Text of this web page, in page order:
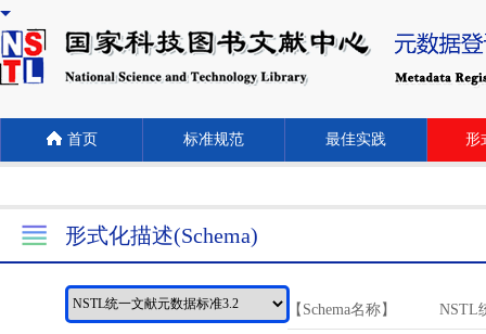
首页 标准规范 最佳实践 形
形式化描述(Schema)
【Schema名称】 NSTL